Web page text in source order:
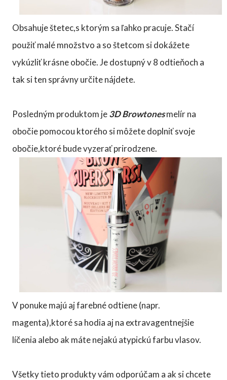
Obsahuje štetec,s ktorým sa ľahko pracuje. Stačí
použiť malé množstvo a so štetcom si dokážete
vykúzliť krásne obočie. Je dostupný v 8 odtieňoch a
tak si ten správny určite nájdete.
Posledným produktom je3D Browtonesmelír na
obočie pomocou ktorého si môžete doplniť svoje
obočie,ktoré bude vyzerať prirodzene.
V ponuke majú aj farebné odtiene (napr.
magenta),ktoré sa hodia aj na extravagentnejšie
líčenia alebo ak máte nejakú atypickú farbu vlasov.
Všetky tieto produkty vám odporúčam a ak si chcete